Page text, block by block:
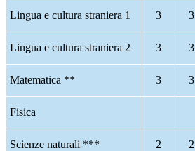
Lingua e cultura straniera 1 3 3
Lingua e cultura straniera 2 3 3
Matematica ** 3 3
Fisica
Scienze naturali *** 2 2